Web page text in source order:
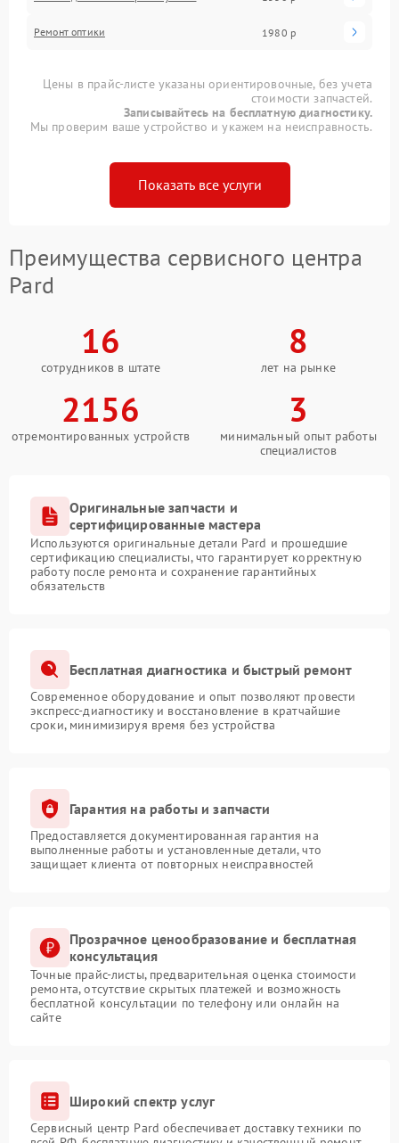
Ремонт оптики 1980 р
Цены в прайс-листе указаны ориентировочные, без учета
стоимости запчастей.
Записывайтесь на бесплатную диагностику.
Мы проверим ваше устройство и укажем на неисправность.
Показать все услуги
Преимущества сервисного центра
Pard
16
сотрудников в штате
8
лет на рынке
2156
отремонтированных устройств
3
минимальный опыт работы
специалистов
Оригинальные запчасти и
сертифицированные мастера
Используются оригинальные детали Pard и прошедшие
сертификацию специалисты, что гарантирует корректную
работу после ремонта и сохранение гарантийных
обязательств
Бесплатная диагностика и быстрый ремонт
Современное оборудование и опыт позволяют провести
экспресс-диагностику и восстановление в кратчайшие
сроки, минимизируя время без устройства
Гарантия на работы и запчасти
Предоставляется документированная гарантия на
выполненные работы и установленные детали, что
защищает клиента от повторных неисправностей
Прозрачное ценообразование и бесплатная
консультация
Точные прайс-листы, предварительная оценка стоимости
ремонта, отсутствие скрытых платежей и возможность
бесплатной консультации по телефону или онлайн на
сайте
Широкий спектр услуг
Сервисный центр Pard обеспечивает доставку техники по